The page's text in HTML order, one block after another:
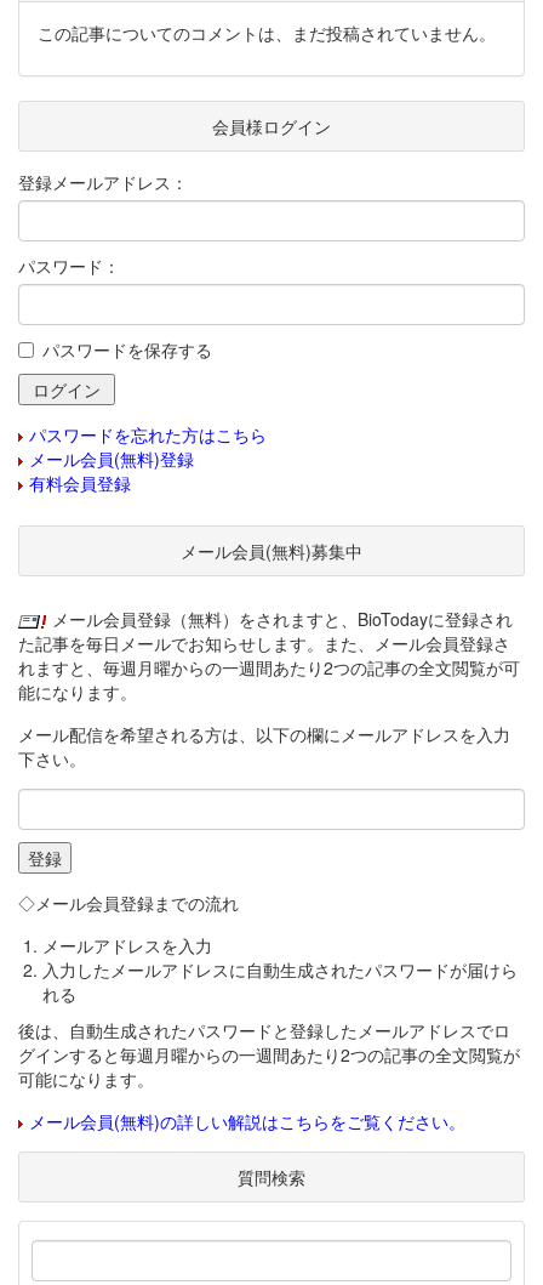
この記事についてのコメントは、まだ投稿されていません。
会員様ログイン
登録メールアドレス：
パスワード：
パスワードを保存する
パスワードを忘れた方はこちら
メール会員(無料)登録
有料会員登録
メール会員(無料)募集中
メール会員登録（無料）をされますと、BioTodayに登録され
た記事を毎日メールでお知らせします。また、メール会員登録さ
れますと、毎週月曜からの一週間あたり2つの記事の全文閲覧が可
能になります。
メール配信を希望される方は、以下の欄にメールアドレスを入力
下さい。
◇メール会員登録までの流れ
メールアドレスを入力
入力したメールアドレスに自動生成されたパスワードが届けら
れる
後は、自動生成されたパスワードと登録したメールアドレスでロ
グインすると毎週月曜からの一週間あたり2つの記事の全文閲覧が
可能になります。
メール会員(無料)の詳しい解説はこちらをご覧ください。
質問検索